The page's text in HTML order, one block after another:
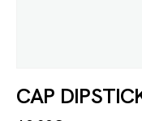
CAP